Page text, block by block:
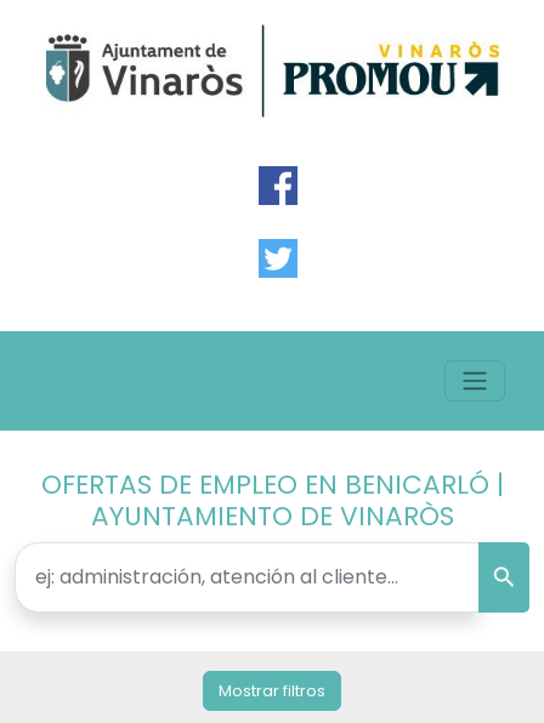
OFERTAS DE EMPLEO EN BENICARLÓ |
AYUNTAMIENTO DE VINARÒS
Mostrar filtros